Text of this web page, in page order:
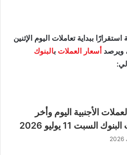
استقرارًا ببداية تعاملات اليوم الإثنين
أسعار العملات بالبنوك
الأجنبية اليوم وأخر
السبت 11 يوليو 2026